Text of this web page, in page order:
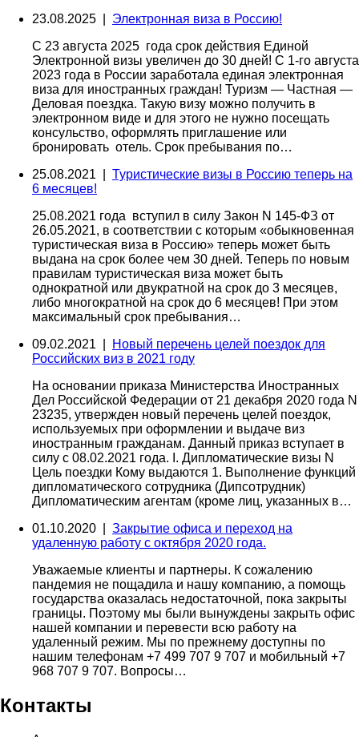
23.08.2025 | Электронная виза в Россию!
С 23 августа 2025 года срок действия Единой
Электронной визы увеличен до 30 дней! С 1-го августа
2023 года в России заработала единая электронная
виза для иностранных граждан! Туризм — Частная —
Деловая поездка. Такую визу можно получить в
электронном виде и для этого не нужно посещать
консульство, оформлять приглашение или
бронировать отель. Срок пребывания по…
25.08.2021 | Туристические визы в Россию теперь на
6 месяцев!
25.08.2021 года вступил в силу Закон N 145-ФЗ от
26.05.2021, в соответствии с которым «обыкновенная
туристическая виза в Россию» теперь может быть
выдана на срок более чем 30 дней. Теперь по новым
правилам туристическая виза может быть
однократной или двукратной на срок до 3 месяцев,
либо многократной на срок до 6 месяцев! При этом
максимальный срок пребывания…
09.02.2021 |
Новый перечень целей поездок для
Российских виз в 2021 году
На основании приказа Министерства Иностранных
Дел Российской Федерации от 21 декабря 2020 года N
23235, утвержден новый перечень целей поездок,
используемых при оформлении и выдаче виз
иностранным гражданам. Данный приказ вступает в
силу с 08.02.2021 года. I. Дипломатические визы N
Цель поездки Кому выдаются 1. Выполнение функций
дипломатического сотрудника (Дипсотрудник)
Дипломатическим агентам (кроме лиц, указанных в…
01.10.2020 | Закрытие офиса и переход на
удаленную работу с октября 2020 года.
Уважаемые клиенты и партнеры. К сожалению
пандемия не пощадила и нашу компанию, а помощь
государства оказалась недостаточной, пока закрыты
границы. Поэтому мы были вынуждены закрыть офис
нашей компании и перевести всю работу на
удаленный режим. Мы по прежнему доступны по
нашим телефонам +7 499 707 9 707 и мобильный +7
968 707 9 707. Вопросы…
Контакты